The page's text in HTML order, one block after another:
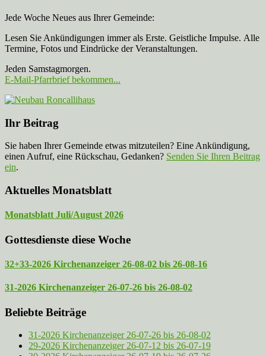
Jede Woche Neues aus Ihrer Gemeinde:
Lesen Sie Ankündigungen immer als Erste. Geistliche Impulse. Alle
Termine, Fotos und Eindrücke der Veranstaltungen.
Jeden Samstagmorgen.
E-Mail-Pfarrbrief bekommen...
Ihr Beitrag
Sie haben Ihrer Gemeinde etwas mitzuteilen? Eine Ankündigung,
einen Aufruf, eine Rückschau, Gedanken? Senden Sie Ihren Beitrag
ein.
Aktuelles Monatsblatt
Monatsblatt Juli/August 2026
Gottesdienste diese Woche
32+33-2026 Kirchenanzeiger 26-08-02 bis 26-08-16
31-2026 Kirchenanzeiger 26-07-26 bis 26-08-02
Beliebte Beiträge
31-2026 Kirchenanzeiger 26-07-26 bis 26-08-02
29-2026 Kirchenanzeiger 26-07-12 bis 26-07-19